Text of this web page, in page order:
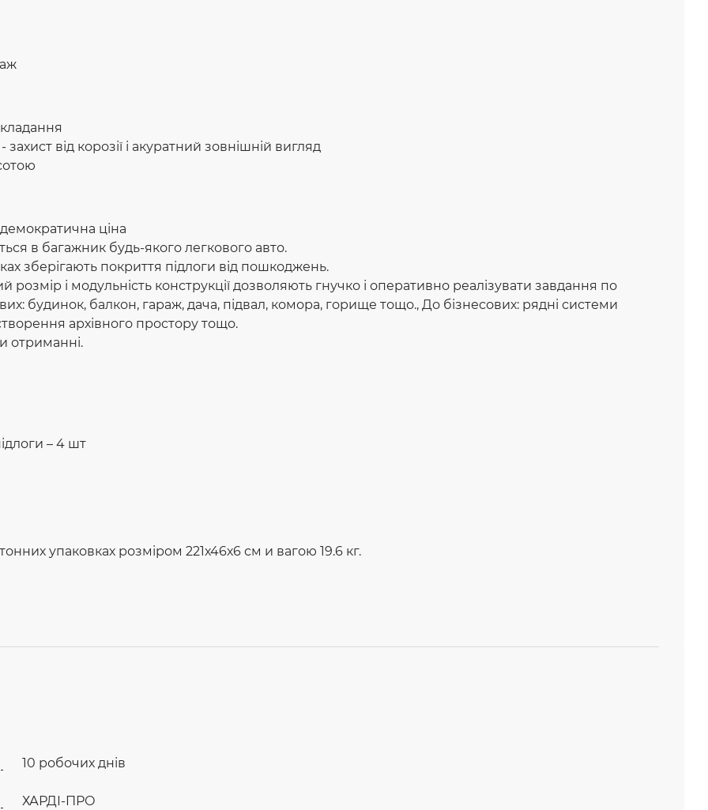
від корозії і акуратний зовнішній вигляд
ціна
в багажник будь-якого легкового авто.
зберігають покриття підлоги від пошкоджень.
розмір і модульність конструкції дозволяють гнучко і оперативно реалізувати завдання по
будинок, балкон, гараж, дача, підвал, комора, горище тощо., До бізнесових: рядні системи
архівного простору тощо.
отриманні.
– 4 шт
упаковках розміром 221х46х6 см и вагою 19.6 кг.
10 робочих днів
ХАРДІ-ПРО